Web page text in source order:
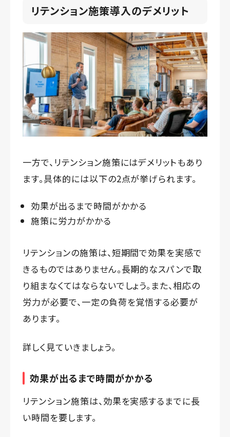
リテンション施策導入のデメリット
一方で、リテンション施策にはデメリットもあり
ます。具体的には以下の2点が挙げられます。
効果が出るまで時間がかかる
施策に労力がかかる
リテンションの施策は、短期間で効果を実感で
きるものではありません。長期的なスパンで取
り組まなくてはならないでしょう。また、相応の
労力が必要で、一定の負荷を覚悟する必要が
あります。
詳しく見ていきましょう。
効果が出るまで時間がかかる
リテンション施策は、効果を実感するまでに長
い時間を要します。